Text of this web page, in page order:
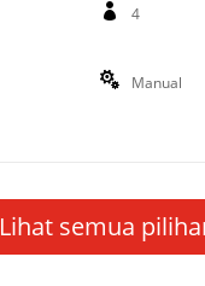
4
Manual
Lihat semua